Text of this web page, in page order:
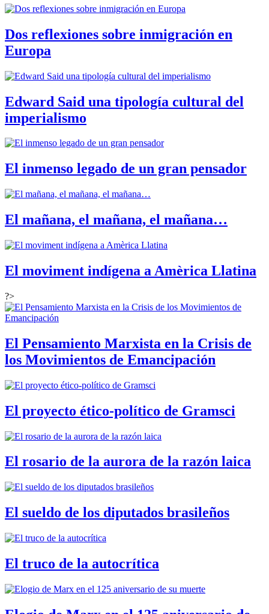
Dos reflexiones sobre inmigración en
Europa
Edward Said una tipología cultural del
imperialismo
El inmenso legado de un gran pensador
El mañana, el mañana, el mañana…
El moviment indígena a Amèrica Llatina
?>
El Pensamiento Marxista en la Crisis de
los Movimientos de Emancipación
El proyecto ético-político de Gramsci
El rosario de la aurora de la razón laica
El sueldo de los diputados brasileños
El truco de la autocrítica